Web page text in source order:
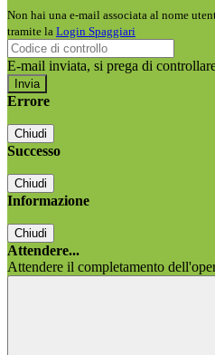
Non hai una e-mail associata al nome
tramite la Login Spaggiari
E-mail inviata, si prega di
Errore
Chiudi
Successo
Chiudi
Informazione
Chiudi
Attendere...
Attendere il completamento